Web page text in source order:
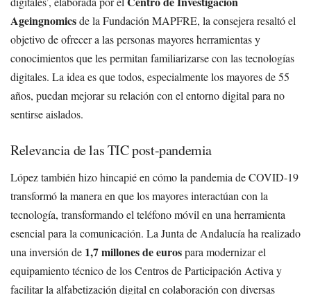
Ageingnomicsde la Fundación MAPFRE, la consejera resaltó el
objetivo de ofrecer a las personas mayores herramientas y
conocimientos que les permitan familiarizarse con las tecnologías
digitales. La idea es que todos, especialmente los mayores de 55
años, puedan mejorar su relación con el entorno digital para no
sentirse aislados.
Relevancia de las TIC post-pandemia
López también hizo hincapié en cómo la pandemia de COVID-19
transformó la manera en que los mayores interactúan con la
tecnología, transformando el teléfono móvil en una herramienta
esencial para la comunicación. La Junta de Andalucía ha realizado
una inversión de 1,7 millones de eurospara modernizar el
equipamiento técnico de los Centros de Participación Activa y
facilitar la alfabetización digital en colaboración con diversas